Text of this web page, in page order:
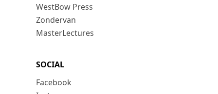
WestBow Press
Zondervan
MasterLectures
SOCIAL
Facebook